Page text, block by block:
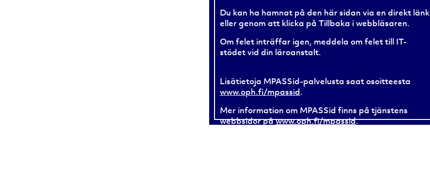
Du kan ha hamnat på den här sidan via en direkt länk
eller genom att klicka på Tillbaka i webbläsaren.
Om felet inträffar igen, meddela om felet till IT-
stödet vid din läroanstalt.
Lisätietoja MPASSid-palvelusta saat osoitteesta
www.oph.fi/mpassid.
Mer information om MPASSid finns på tjänstens
webbsidor påwww.oph.fi/mpassid.